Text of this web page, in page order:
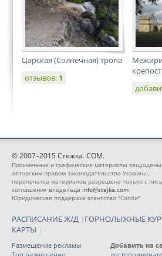
Царская (Солнечная) тропа
отзывов: 1
© 2007–2015 Стежка. COM.
Письменные и графические материалы защищены
авторским правом законодательства Украины,
перепечатка материалов разрешена только с
соглашения владельца info@stejka.com
Юридическая поддержка агентство "Солби"
РАСПИСАНИЕ Ж/Д | ГОРНОЛЫЖНЫЕ
КАРТЫ |
Размещение рекламы
Добавить на